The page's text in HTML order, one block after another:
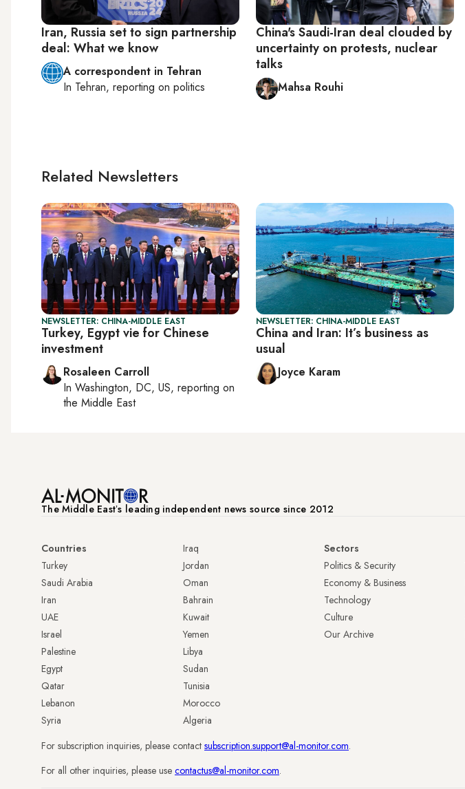
Iran, Russia set to sign partnership
deal: What we know
A correspondent in Tehran
In Tehran, reporting on politics
China's Saudi-Iran deal clouded by
uncertainty on protests, nuclear
talks
Mahsa Rouhi
Related Newsletters
NEWSLETTER: CHINA-MIDDLE EAST
Turkey, Egypt vie for Chinese
investment
Rosaleen Carroll
In Washington, DC, US, reporting on
the Middle East
NEWSLETTER: CHINA-MIDDLE EAST
China and Iran: It’s business as
usual
Joyce Karam
The Middle Eastʼs leading independent news source since 2012
Countries
Turkey
Saudi Arabia
Iran
UAE
Israel
Palestine
Egypt
Qatar
Lebanon
Syria
Iraq
Jordan
Oman
Bahrain
Kuwait
Yemen
Libya
Sudan
Tunisia
Morocco
Algeria
Sectors
Politics & Security
Economy & Business
Technology
Culture
Our Archive
For subscription inquiries, please contact subscription.support@al-monitor.com.
For all other inquiries, please use contactus@al-monitor.com.